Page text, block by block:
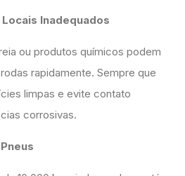
Inadequados
ou produtos químicos podem
rapidamente. Sempre que
limpas e evite contato
corrosivas.